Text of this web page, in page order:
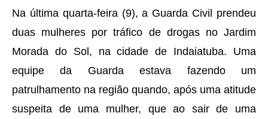
Na última quarta-feira (9), a Guarda Civil prendeu
duas mulheres por tráfico de drogas no Jardim
Morada do Sol, na cidade de Indaiatuba. Uma
equipe da Guarda estava fazendo um
patrulhamento na região quando, após uma atitude
suspeita de uma mulher, que ao sair de uma